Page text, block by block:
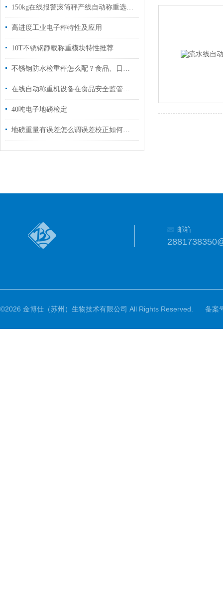
150kg在线报警滚筒秤产线自动称重选型指南
高进度工业电子秤特性及应用
10T不锈钢静载称重模块特性推荐
不锈钢防水检重秤怎么配？食品、日化清洗车间关注这几项
在线自动称重机设备在食品安全监管中扮演着怎样的角色
40吨电子地磅检定
地磅重量有误差怎么调误差校正如何操作
邮箱
©2026 金博仕（苏州）生物技术有限公司 All Rights Reserved. 备案